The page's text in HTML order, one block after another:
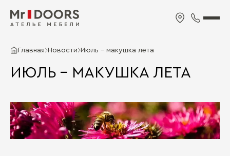
Главная Новости Июль - макушка лета
ИЮЛЬ - МАКУШКА ЛЕТА